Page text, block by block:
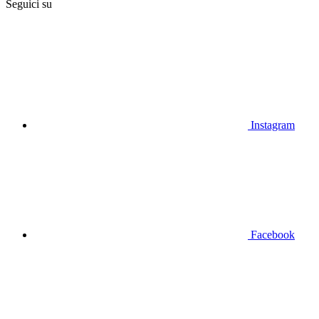
Seguici su
Instagram
Facebook